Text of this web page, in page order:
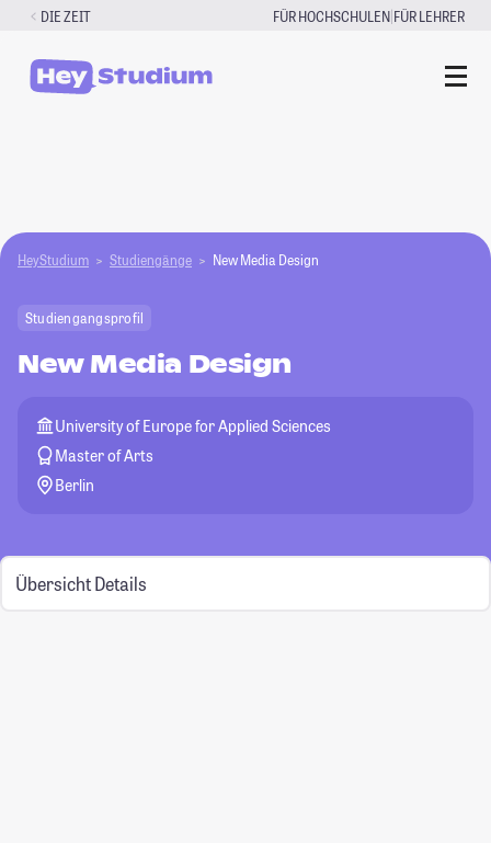
Zum
springen
DIE ZEIT FÜR HOCHSCHULEN|FÜR LEHRER
HeyStudium Studiengänge New Media Design
Studiengangsprofil
New Media Design
University of Europe for Applied Sciences
Master of Arts
Berlin
Übersicht Details